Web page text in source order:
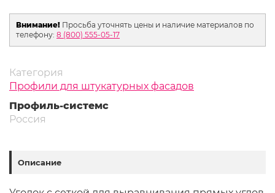
Внимание! Просьба уточнять цены и наличие материалов по
телефону: 8 (800) 555-05-17
Категория
Профили для штукатурных фасадов
Профиль-системс
Россия
Описание